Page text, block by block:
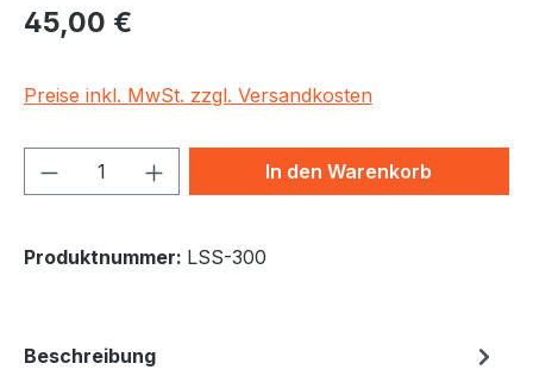
Regulärer Preis:
45,00 €
Preise inkl. MwSt. zzgl. Versandkosten
Produkt Anzahl: Gib denIn den Warenkorb
Produktnummer: LSS-300
Beschreibung